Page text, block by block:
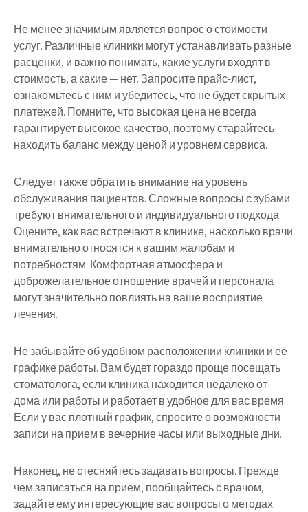
Не менее значимым является вопрос о стоимости
услуг. Различные клиники могут устанавливать разные
расценки, и важно понимать, какие услуги входят в
стоимость, а какие — нет. Запросите прайс-лист,
ознакомьтесь с ним и убедитесь, что не будет скрытых
платежей. Помните, что высокая цена не всегда
гарантирует высокое качество, поэтому старайтесь
находить баланс между ценой и уровнем сервиса.
Следует также обратить внимание на уровень
обслуживания пациентов. Сложные вопросы с зубами
требуют внимательного и индивидуального подхода.
Оцените, как вас встречают в клинике, насколько врачи
внимательно относятся к вашим жалобам и
потребностям. Комфортная атмосфера и
доброжелательное отношение врачей и персонала
могут значительно повлиять на ваше восприятие
лечения.
Не забывайте об удобном расположении клиники и её
графике работы. Вам будет гораздо проще посещать
стоматолога, если клиника находится недалеко от
дома или работы и работает в удобное для вас время.
Если у вас плотный график, спросите о возможности
записи на прием в вечерние часы или выходные дни.
Наконец, не стесняйтесь задавать вопросы. Прежде
чем записаться на прием, пообщайтесь с врачом,
задайте ему интересующие вас вопросы о методах